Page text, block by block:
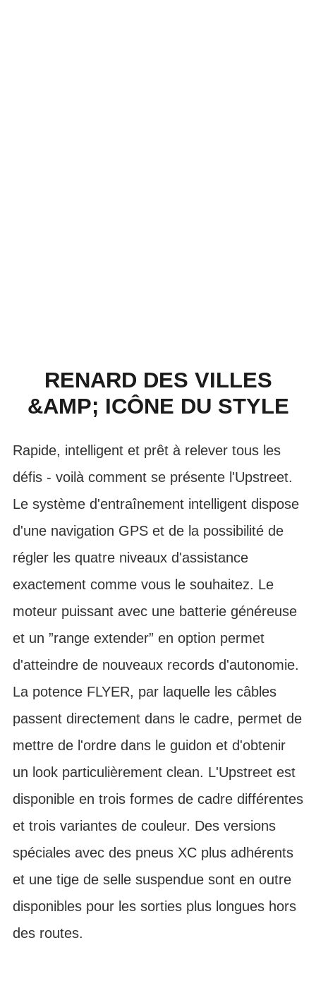
RENARD DES VILLES
&AMP; ICÔNE DU STYLE
Rapide, intelligent et prêt à relever tous les
défis - voilà comment se présente l'Upstreet.
Le système d'entraînement intelligent dispose
d'une navigation GPS et de la possibilité de
régler les quatre niveaux d'assistance
exactement comme vous le souhaitez. Le
moteur puissant avec une batterie généreuse
et un ”range extender” en option permet
d'atteindre de nouveaux records d'autonomie.
La potence FLYER, par laquelle les câbles
passent directement dans le cadre, permet de
mettre de l'ordre dans le guidon et d'obtenir
un look particulièrement clean. L'Upstreet est
disponible en trois formes de cadre différentes
et trois variantes de couleur. Des versions
spéciales avec des pneus XC plus adhérents
et une tige de selle suspendue sont en outre
disponibles pour les sorties plus longues hors
des routes.